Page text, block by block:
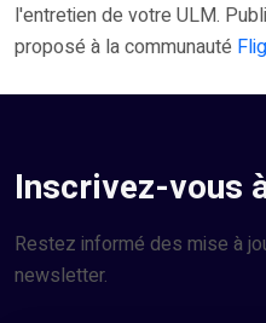
l'entretien de votre ULM.
proposé à la communauté
Inscrivez-vous
Restez informé des mise à
newsletter.